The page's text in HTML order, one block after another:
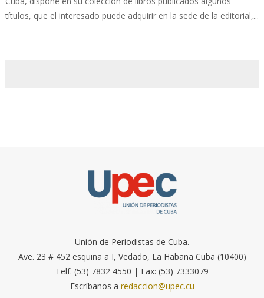
títulos, que el interesado puede adquirir en la sede de la editorial,...
Unión de Periodistas de Cuba.
Ave. 23 # 452 esquina a I, Vedado, La Habana Cuba (10400)
Telf. (53) 7832 4550 | Fax: (53) 7333079
Escríbanos a redaccion@upec.cu